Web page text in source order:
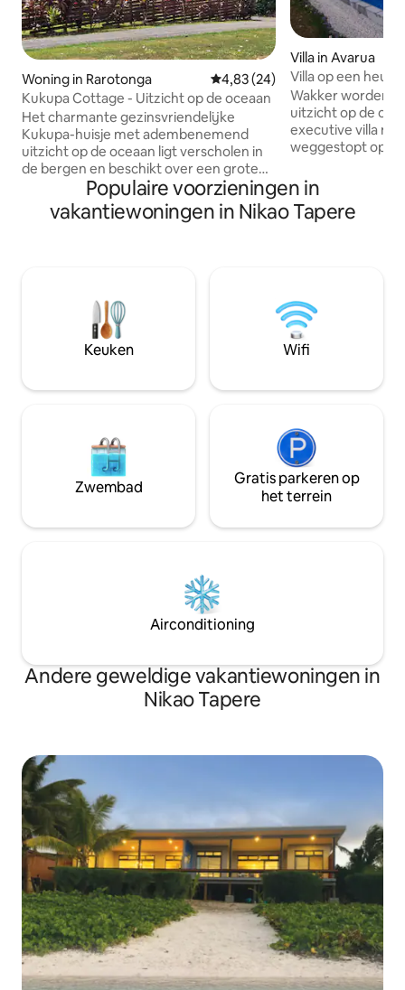
Woning in Rarotonga Gemiddelde beoordeling van
4,83 (24)
Kukupa Cottage - Uitzicht op de oceaan
Het charmante gezinsvriendelijke
Kukupa-huisje met adembenemend
uitzicht op de oceaan ligt verscholen in
de bergen en beschikt over een grote
veranda, perfect om te ontspannen en
naar de zonsondergang te kijken. Er zijn
2 slaapkamers met comfortabele
woonkamer is perfect om te
ontspannen met tv en dvd, enkele
boeken en bordspellen. Een wifi-hotspot
houdt je verbonden met de wereld Alle
kamers hebben ventilatoren
Villa in Avarua
Villa op een
Wakker worden
uitzicht op de oceaan! Een
executive villa
weggestopt op
Modern comfort
ruime
2 grote
en of ontspan bij
omarm het
sereniteit van je
bent.
Populaire voorzieningen in
vakantiewoningen in Nikao Tapere
Keuken Wifi
Zwembad
Gratis parkeren op
het terrein
Airconditioning
Andere geweldige vakantiewoningen in
Nikao Tapere